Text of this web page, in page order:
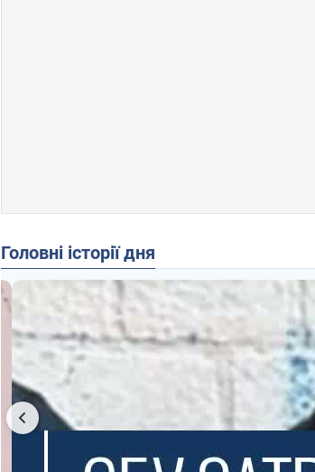
Головні історії дня